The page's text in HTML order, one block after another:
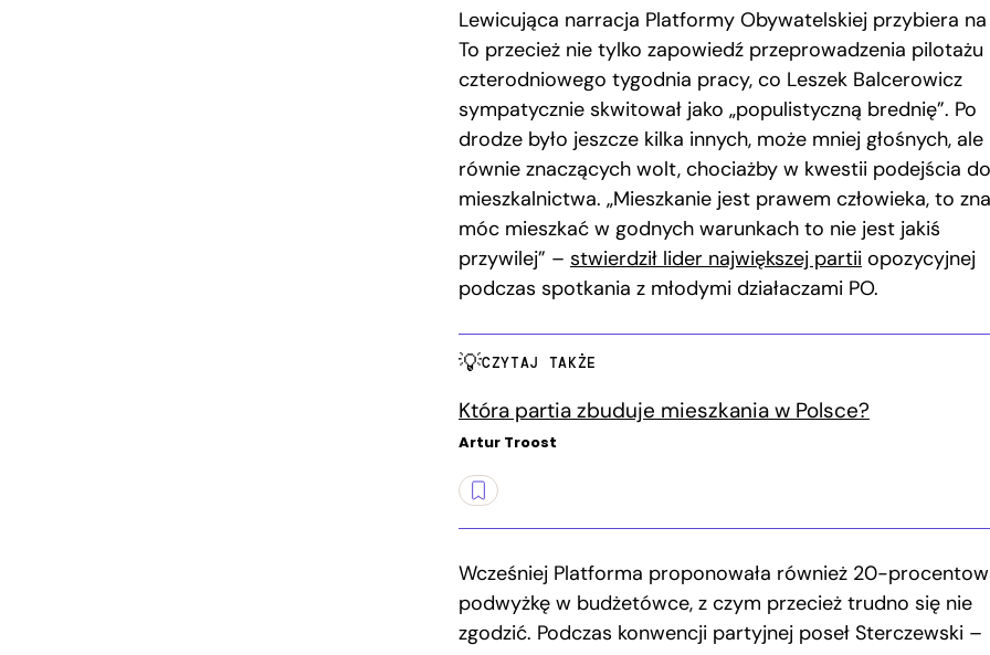
Lewicująca narracja Platformy Obywatelskiej przybiera na
To przecież nie tylko zapowiedź przeprowadzenia pilotażu
czterodniowego tygodnia pracy, co Leszek Balcerowicz
sympatycznie skwitował jako „populistyczną brednię”. Po
drodze było jeszcze kilka innych, może mniej głośnych, ale
równie znaczących wolt, chociażby w kwestii podejścia do
mieszkalnictwa. „Mieszkanie jest prawem człowieka, to
móc mieszkać w godnych warunkach to nie jest jakiś
przywilej” – stwierdził lider największej partii opozycyjnej
podczas spotkania z młodymi działaczami PO.
CZYTAJ TAKŻE
Która partia zbuduje mieszkania w Polsce?
Artur Troost
Wcześniej Platforma proponowała również 20-
podwyżkę w budżetówce, z czym przecież trudno się nie
zgodzić. Podczas konwencji partyjnej poseł Sterczewski –